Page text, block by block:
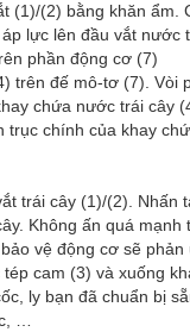
(1)/(2) bằng khăn
lực lên đầu vắt nước
phần động cơ (7)
trên đế mô-tơ (7). Vòi
chứa nước trái cây
trục chính của khay
trái cây (1)/(2).
Không ấn quá
vệ động cơ sẽ
cam (3) và xuống
ly bạn đã chuẩn bị
…